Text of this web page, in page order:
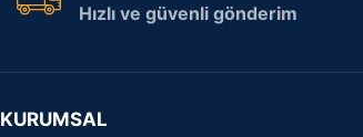
Hızlı ve güvenli gönderim
KURUMSAL